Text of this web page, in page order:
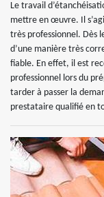
Le travail
mettre en œuvre. Il
très professionnel. Dès
d’une manière très
fiable. En effet, il est
professionnel lors du
tarder à passer la
prestataire qualifié en